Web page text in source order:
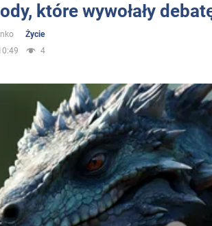
które wywołały
Życie
4